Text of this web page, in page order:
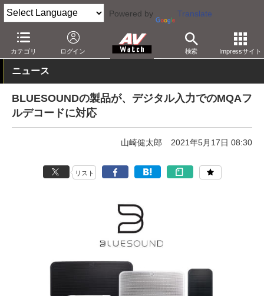
Powered by Translate
カテゴリ ログイン 検索 Impressサイト
AV Watch 製品 メディアプレーヤー
ニュース
BLUESOUNDの製品が、デジタル入力でのMQAフ
ルデコードに対応
山崎健太郎 2021年5月17日 08:30
リスト